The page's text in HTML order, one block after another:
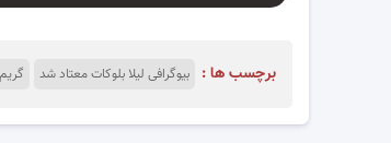
برچسب ها : بیوگرافی لیلا بلوکات معتاد شد